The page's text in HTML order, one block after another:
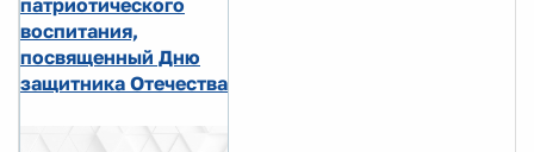
патриотического
воспитания,
посвященный Дню
защитника Отечества